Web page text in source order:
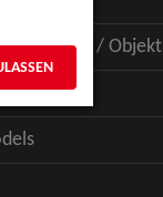
/ Puppe / Objekt